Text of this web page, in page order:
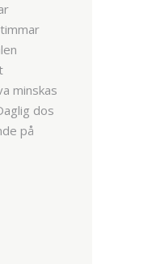
minskas
dos
på